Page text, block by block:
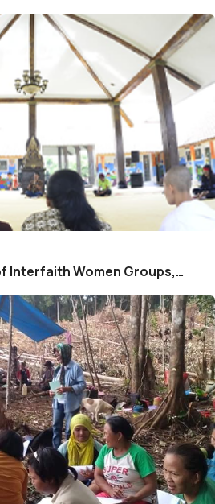
Interfaith Women Groups,…